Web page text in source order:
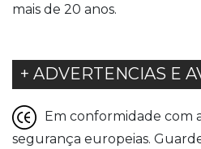
mais de 20 anos.
+ ADVERTENCIAS E
Em conformidade com
segurança europeias.